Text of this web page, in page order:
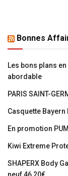
Bonnes
Les bons plans
abordable
PARIS SAINT-
Casquette
En promotion
Kiwi Extreme
SHAPERX Body